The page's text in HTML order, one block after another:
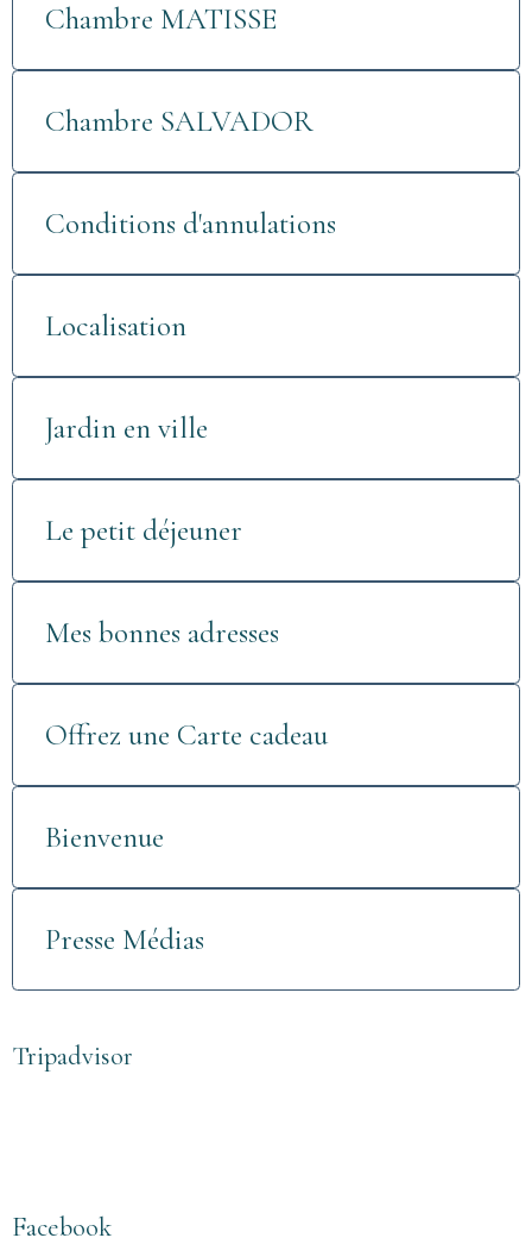
Chambre MATISSE
Chambre SALVADOR
Conditions d'annulations
Localisation
Jardin en ville
Le petit déjeuner
Mes bonnes adresses
Offrez une Carte cadeau
Bienvenue
Presse Médias
Tripadvisor
Facebook